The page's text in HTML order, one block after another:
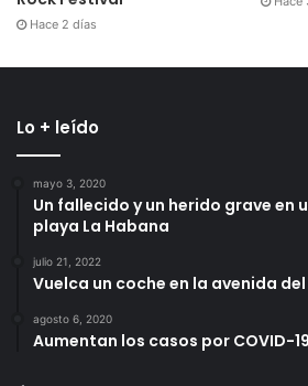
Hace 2 días
Lo + leído
mayo 3, 2020
Un fallecido y un herido grave en
playa La Habana
julio 21, 2022
Vuelca un coche en la avenida
agosto 6, 2020
Aumentan los casos por COVID-